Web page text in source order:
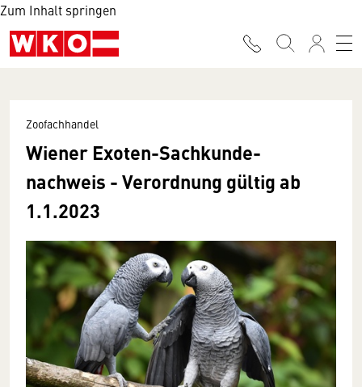
Zum Inhalt springen
Zoofachhandel
Wiener Exoten-Sachkunde­
nachweis - Ver­ordnung gültig ab
1.1.2023